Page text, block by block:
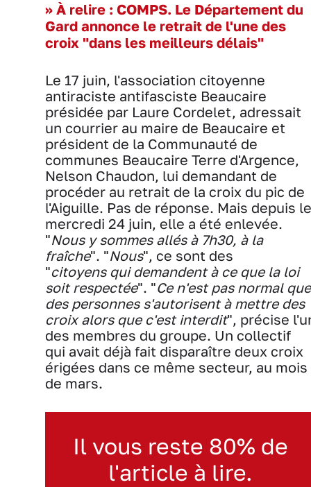
>> À relire : COMPS. Le Département du
Gard annonce le retrait de l'une des
croix "dans les meilleurs délais"
Le 17 juin, l'association citoyenne
antiraciste antifasciste Beaucaire
présidée par Laure Cordelet, adressait
un courrier au maire de Beaucaire et
président de la Communauté de
communes Beaucaire Terre d'Argence,
Nelson Chaudon, lui demandant de
procéder au retrait de la croix du pic de
l'Aiguille. Pas de réponse. Mais depuis le
mercredi 24 juin, elle a été enlevée.
"Nous y sommes allés à 7h30, à la
fraîche". "Nous", ce sont des
"citoyens qui demandent à ce que la loi
soit respectée". "Ce n'est pas normal que
des personnes s'autorisent à mettre des
croix alors que c'est interdit", précise
des membres du groupe. Un collectif
qui avait déjà fait disparaître deux croix
érigées dans ce même secteur, au mois
de mars.
Il vous reste 80% de
l'article à lire.